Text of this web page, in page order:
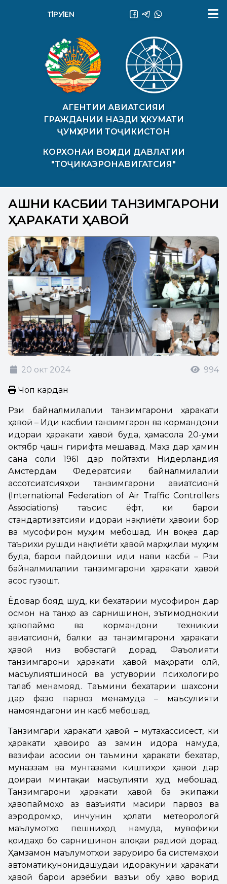
АГЕНТИИ АВИАТСИЯИ
ГРАЖДАНИИ НАЗДИ ҲУКУМАТИ
ҶУМҲУРИИ ТОҶИКИСТОН
КОРХОНАИ ВОҲИДИ ДАВЛАТИИ
"ТОҶИКАЭРОНАВИГАТСИЯ"
ТҶ РУEN
ҶАШНИ КАСБИИ ТАНЗИМГАРОНИ
ҲАРАКАТИ ҲАВОӢ
20 окт 2024 994
Чоп кардан
Рӯзи байналмилалии танзимгарони ҳаракати
ҳавоӣ – Иди касбии танзимгарон ва кормандони
идораи ҳаракати ҳавоӣ буда, ҳамасола 20-уми
октябр ҷашн гирифта мешавад. Маҳз дар ҳамин
сана соли 1961 дар пойтахти Нидерландия
Амстердам Федератсияи байналмилалии
ассотсиатсияҳои танзимгарони авиатсионӣ
(International Federation of Air Traffic Controllers
Associations) таъсис ёфт, ки барои
стандартизатсияи идораи нақлиёти ҳавоии бор
ва мусофирон муҳим мебошад. Ин воқеа дар
таърихи рушди нақлиёти ҳавоӣ марҳилаи муҳим
буда, барои пайдоиши иди нави касбӣ – Рӯзи
байналмилалии танзимгарони ҳаракати ҳавоӣ
асос гузошт.
Ёдовар бояд шуд, ки бехатарии мусофирон дар
осмон на танҳо аз сарнишинон, эътимоднокии
ҳавопаймо ва кормандони техникии
авиатсионӣ, балки аз танзимгарони ҳаракати
ҳавоӣ низ вобастагӣ дорад. Фаъолияти
танзимгарони ҳаракати ҳавоӣ маҳорати олӣ,
масъулиятшиносӣ ва устувории психологиро
талаб менамояд. Таъмини бехатарии шахсони
дар фазо парвоз менамуда – маъсулияти
намояндагони ин касб мебошад.
Танзимгари ҳаракати ҳавоӣ – мутахассисест, ки
ҳаракати ҳавоиро аз замин идора намуда,
вазифаи асосии он таъмини ҳаракати бехатар,
муназзам ва мунтазами киштиҳои ҳавоӣ дар
доираи минтақаи масъулияти худ мебошад.
Танзимгарони ҳаракати ҳавоӣ ба экипажи
ҳавопаймоҳо аз вазъияти масири парвоз ва
аэродромҳо, инчунин ҳолати метеорологӣ
маълумотҳо пешниҳод намуда, мувофиқи
қоидаҳо бо сарнишинон алоқаи радиоӣ дорад.
Ҳамзамон маълумотҳои заруриро ба системаҳои
автоматикунонидашудаи идоракунии ҳаракати
ҳавоӣ барои арзёбии вазъи обу ҳаво ворид